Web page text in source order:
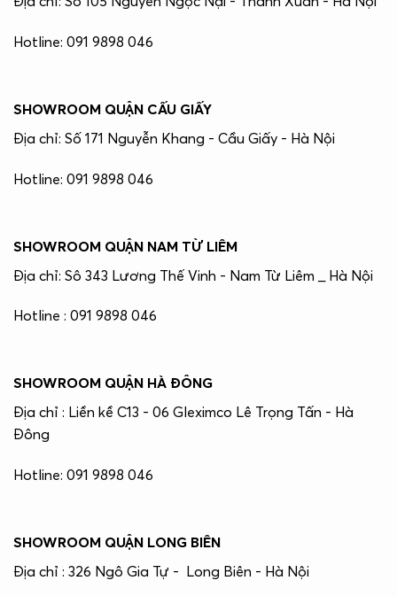
Hotline: 091 9898 046
SHOWROOM QUẬN CẤU GIẤY
Địa chỉ: Số 171 Nguyễn Khang - Cầu Giấy - Hà Nội
Hotline: 091 9898 046
SHOWROOM QUẬN NAM TỪ LIÊM
Địa chỉ: Sô 343 Lương Thế Vinh - Nam Từ Liêm _ Hà Nội
Hotline : 091 9898 046
SHOWROOM QUẬN HÀ ĐÔNG
Địa chỉ : Liền kề C13 - 06 Gleximco Lê Trọng Tấn - Hà
Đông
Hotline: 091 9898 046
SHOWROOM QUẬN LONG BIÊN
Địa chỉ : 326 Ngô Gia Tự - Long Biên - Hà Nội